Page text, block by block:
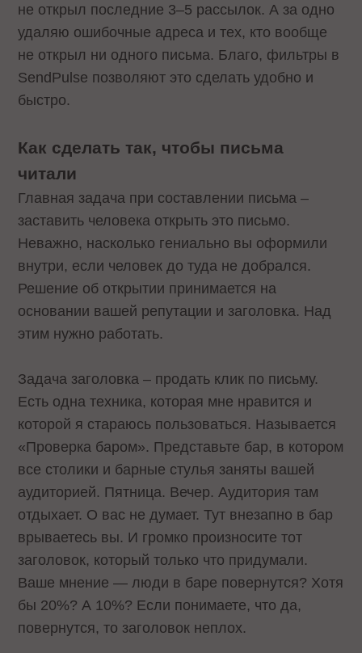
не открыл последние 3–5 рассылок. А за одно
удаляю ошибочные адреса и тех, кто вообще
не открыл ни одного письма. Благо, фильтры в
SendPulse позволяют это сделать удобно и
быстро.
Как сделать так, чтобы письма
читали
Главная задача при составлении письма –
заставить человека открыть это письмо.
Неважно, насколько гениально вы оформили
внутри, если человек до туда не добрался.
Решение об открытии принимается на
основании вашей репутации и заголовка. Над
этим нужно работать.
Задача заголовка – продать клик по письму.
Есть одна техника, которая мне нравится и
которой я стараюсь пользоваться. Называется
«Проверка баром». Представьте бар, в котором
все столики и барные стулья заняты вашей
аудиторией. Пятница. Вечер. Аудитория там
отдыхает. О вас не думает. Тут внезапно в бар
врываетесь вы. И громко произносите тот
заголовок, который только что придумали.
Ваше мнение — люди в баре повернутся? Хотя
бы 20%? А 10%? Если понимаете, что да,
повернутся, то заголовок неплох.